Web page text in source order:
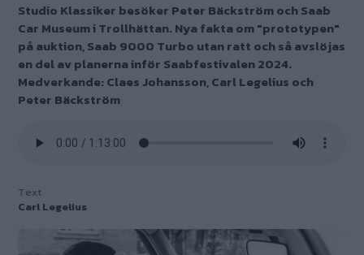
Studio Klassiker besöker Peter Bäckström och Saab
Car Museum i Trollhättan. Nya fakta om "prototypen"
på auktion, Saab 9000 Turbo utan ratt och så avslöjas
en del av planerna inför Saabfestivalen 2024.
Medverkande: Claes Johansson, Carl Legelius och
Peter Bäckström
Text
Carl Legelius